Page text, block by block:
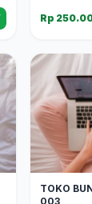
Rp
TOKO
003